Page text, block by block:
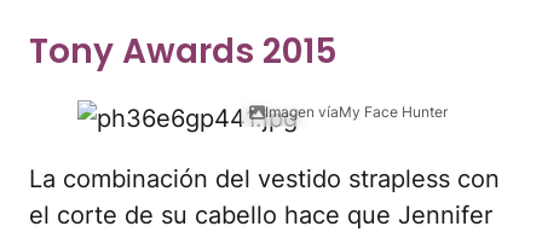
Tony Awards 2015
Imagen víaMy Face Hunter
La combinación del vestido strapless con
el corte de su cabello hace que Jennifer